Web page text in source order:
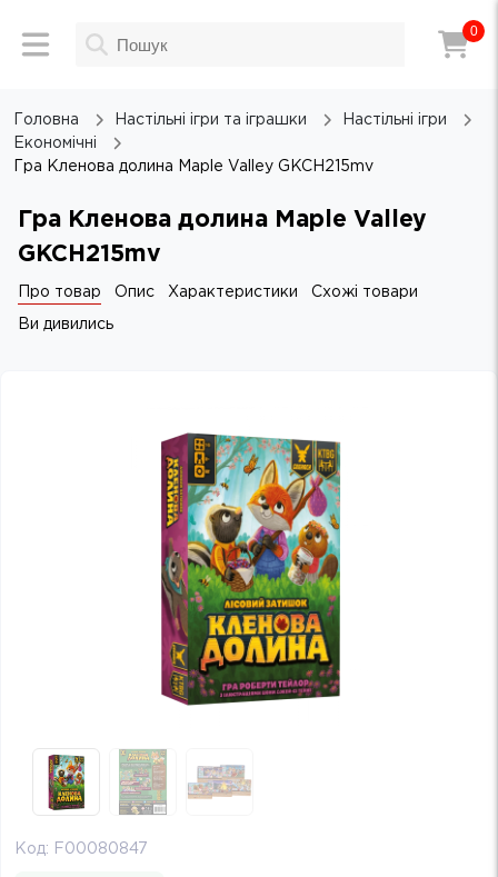
0
Головна Настільні ігри та іграшки
Настільні ігри
Економічні
Гра Кленова долина Maple Valley GKCH215mv
Гра Кленова долина Maple Valley
GKCH215mv
Про товар Опис Характеристики Схожі товари
Ви дивились
Код: F00080847